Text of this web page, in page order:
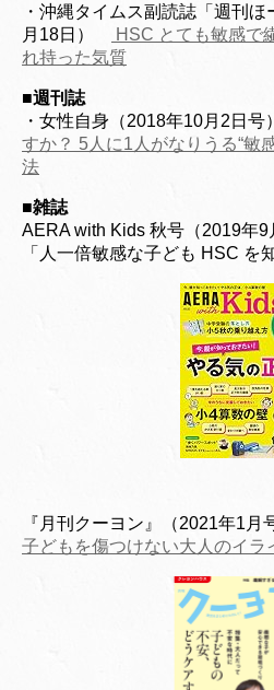
・沖縄タイムス副読誌「週刊
月18日）
HSC とても敏感で
れ持った気質
■週刊誌
・女性自身（2018年10月2日号）
すか？ 5人に1人がなりうる“敏
法
■雑誌
AERA with Kids 秋号（2019年9
「人一倍敏感な子ども HSC を
『月刊クーヨン』（2021年1月
子どもを傷つけない大人のイラ